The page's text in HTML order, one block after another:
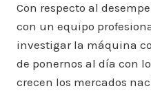
Con respecto al
con un equipo
investigar la máquina
de ponernos al día con
crecen los mercados